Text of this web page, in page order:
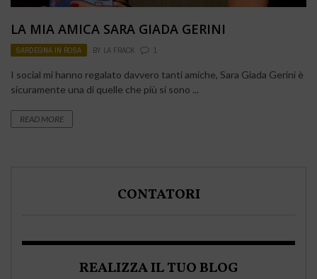
LA MIA AMICA SARA GIADA GERINI
SARDEGNA IN ROSA BY LA FRACK 1
I social mi hanno regalato davvero tanti amiche, Sara Giada Gerini è
sicuramente una di quelle che più si sono ...
READ MORE
CONTATORI
REALIZZA IL TUO BLOG